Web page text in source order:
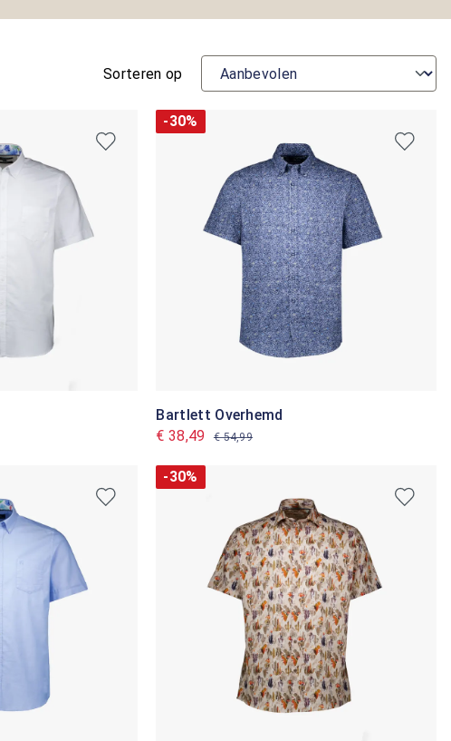
Sorteren op
-30%
Bartlett Overhemd
€ 38,49
€ 54,99
-30%